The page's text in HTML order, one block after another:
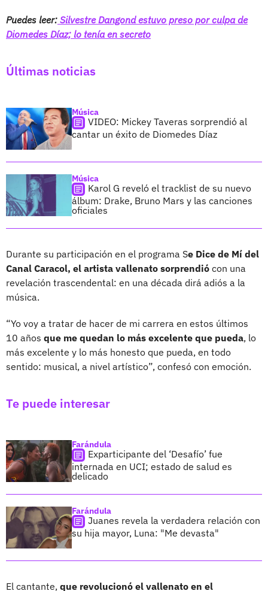
Puedes leer: Silvestre Dangond estuvo preso por culpa de
Diomedes Díaz; lo tenía en secreto
Últimas noticias
Música
VIDEO: Mickey Taveras sorprendió al
cantar un éxito de Diomedes Díaz
Música
Karol G reveló el tracklist de su nuevo
álbum: Drake, Bruno Mars y las canciones
oficiales
Durante su participación en el programa Se Dice de Mí del
Canal Caracol, el artista vallenato sorprendió con una
revelación trascendental: en una década dirá adiós a la
música.
“Yo voy a tratar de hacer de mi carrera en estos últimos
10 años que me quedan lo más excelente que pueda, lo
más excelente y lo más honesto que pueda, en todo
sentido: musical, a nivel artístico”, confesó con emoción.
Te puede interesar
Farándula
Exparticipante del ‘Desafío’ fue
internada en UCI; estado de salud es
delicado
Farándula
Juanes revela la verdadera relación con
su hija mayor, Luna: "Me devasta"
El cantante, que revolucionó el vallenato en el